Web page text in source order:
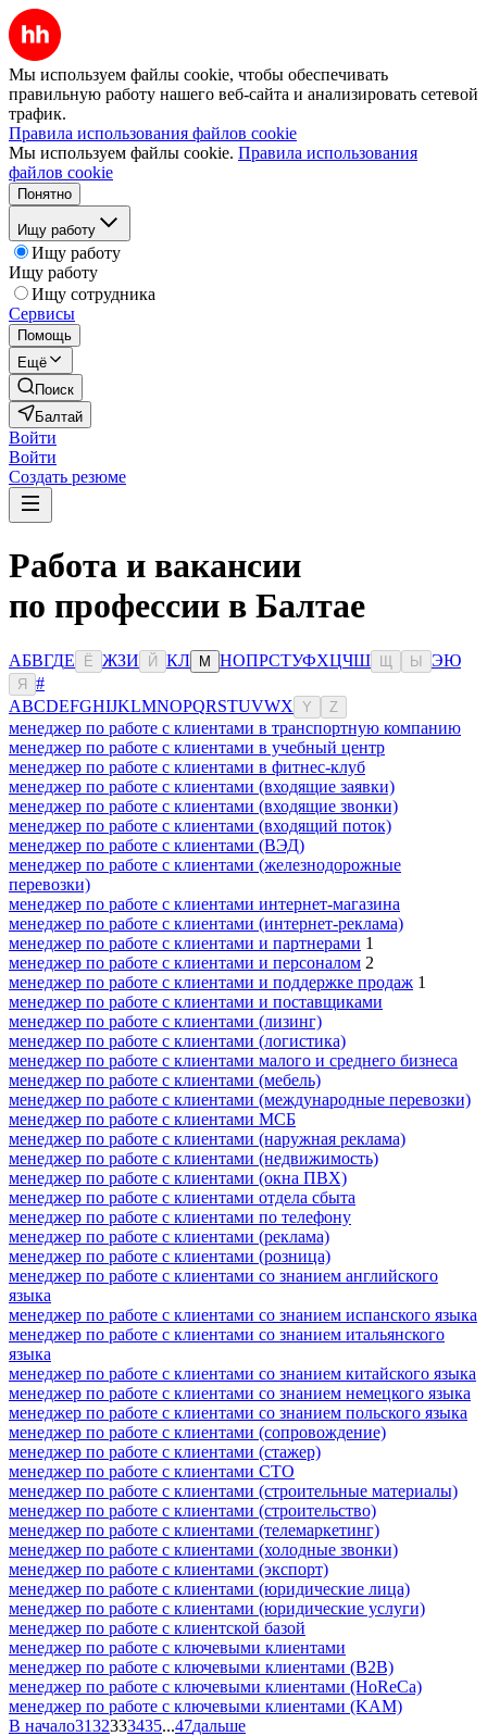
Мы используем файлы cookie, чтобы обеспечивать
правильную работу нашего веб-сайта и анализировать сетевой
трафик.
Правила использования файлов cookie
Мы используем файлы cookie. Правила использования
файлов cookie
Понятно
Ищу работу
Ищу работу
Ищу работу
Ищу сотрудника
Сервисы
Помощь
Ещё
Поиск
Балтай
Войти
Войти
Создать резюме
Работа и вакансии
по профессии в Балтае
АБВГДЕ Ё ЖЗИ Й КЛ М НОПРСТУФХЦЧШ Ы ЭЮ
Я
#
ABCDEFGHIJKLMNOPQRSTUVWX Y Z
менеджер по работе с клиентами в транспортную компанию
менеджер по работе с клиентами в учебный центр
менеджер по работе с клиентами в фитнес-клуб
менеджер по работе с клиентами (входящие заявки)
менеджер по работе с клиентами (входящие звонки)
менеджер по работе с клиентами (входящий поток)
менеджер по работе с клиентами (ВЭД)
менеджер по работе с клиентами (железнодорожные
перевозки)
менеджер по работе с клиентами интернет-магазина
менеджер по работе с клиентами (интернет-реклама)
менеджер по работе с клиентами и партнерами 1
менеджер по работе с клиентами и персоналом 2
менеджер по работе с клиентами и поддержке продаж 1
менеджер по работе с клиентами и поставщиками
менеджер по работе с клиентами (лизинг)
менеджер по работе с клиентами (логистика)
менеджер по работе с клиентами малого и среднего бизнеса
менеджер по работе с клиентами (мебель)
менеджер по работе с клиентами (международные перевозки)
менеджер по работе с клиентами МСБ
менеджер по работе с клиентами (наружная реклама)
менеджер по работе с клиентами (недвижимость)
менеджер по работе с клиентами (окна ПВХ)
менеджер по работе с клиентами отдела сбыта
менеджер по работе с клиентами по телефону
менеджер по работе с клиентами (реклама)
менеджер по работе с клиентами (розница)
менеджер по работе с клиентами со знанием английского
языка
менеджер по работе с клиентами со знанием испанского языка
менеджер по работе с клиентами со знанием итальянского
языка
менеджер по работе с клиентами со знанием китайского языка
менеджер по работе с клиентами со знанием немецкого языка
менеджер по работе с клиентами со знанием польского языка
менеджер по работе с клиентами (сопровождение)
менеджер по работе с клиентами (стажер)
менеджер по работе с клиентами СТО
менеджер по работе с клиентами (строительные материалы)
менеджер по работе с клиентами (строительство)
менеджер по работе с клиентами (телемаркетинг)
менеджер по работе с клиентами (холодные звонки)
менеджер по работе с клиентами (экспорт)
менеджер по работе с клиентами (юридические лица)
менеджер по работе с клиентами (юридические услуги)
менеджер по работе с клиентской базой
менеджер по работе с ключевыми клиентами
менеджер по работе с ключевыми клиентами (B2B)
менеджер по работе с ключевыми клиентами (HoReCa)
менеджер по работе с ключевыми клиентами (KAM)
В начало3132333435...47дальше